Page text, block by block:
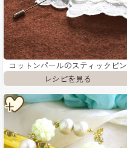
コットンパールのスティックピン